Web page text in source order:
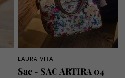
APERÇU RAPIDE
LAURA VITA
Sac - SAC ARTIRA 04